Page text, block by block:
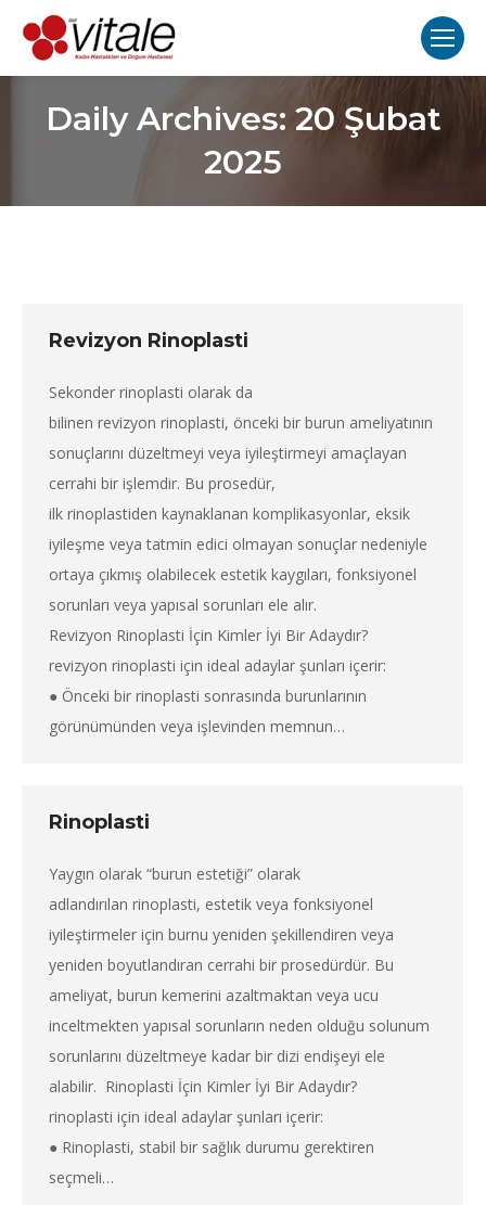
Daily Archives: 20 Şubat
2025
Revizyon Rinoplasti
Sekonder rinoplasti olarak da
bilinen revizyon rinoplasti, önceki bir burun ameliyatının
sonuçlarını düzeltmeyi veya iyileştirmeyi amaçlayan
cerrahi bir işlemdir. Bu prosedür,
ilk rinoplastiden kaynaklanan komplikasyonlar, eksik
iyileşme veya tatmin edici olmayan sonuçlar nedeniyle
ortaya çıkmış olabilecek estetik kaygıları, fonksiyonel
sorunları veya yapısal sorunları ele alır.
Revizyon Rinoplasti İçin Kimler İyi Bir Adaydır?
revizyon rinoplasti için ideal adaylar şunları içerir:
● Önceki bir rinoplasti sonrasında burunlarının
görünümünden veya işlevinden memnun…
Rinoplasti
Yaygın olarak “burun estetiği” olarak
adlandırılan rinoplasti, estetik veya fonksiyonel
iyileştirmeler için burnu yeniden şekillendiren veya
yeniden boyutlandıran cerrahi bir prosedürdür. Bu
ameliyat, burun kemerini azaltmaktan veya ucu
inceltmekten yapısal sorunların neden olduğu solunum
sorunlarını düzeltmeye kadar bir dizi endişeyi ele
alabilir. Rinoplasti İçin Kimler İyi Bir Adaydır?
rinoplasti için ideal adaylar şunları içerir:
● Rinoplasti, stabil bir sağlık durumu gerektiren
seçmeli…